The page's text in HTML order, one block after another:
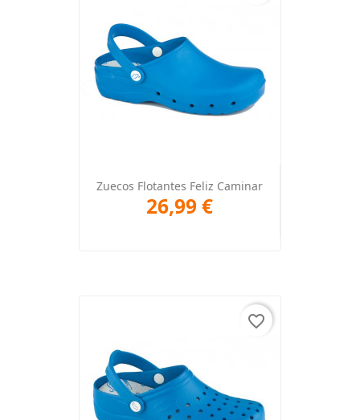
Zuecos Flotantes Feliz Caminar
26,99 €
favorite_border